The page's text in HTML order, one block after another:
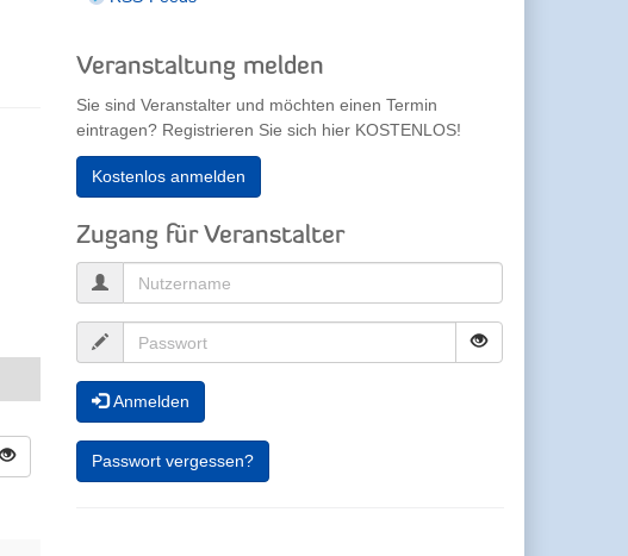
Veranstaltung melden
Sie sind Veranstalter und möchten einen Termin
eintragen? Registrieren Sie sich hier KOSTENLOS!
Kostenlos anmelden
Zugang für Veranstalter
Anmelden
Passwort vergessen?